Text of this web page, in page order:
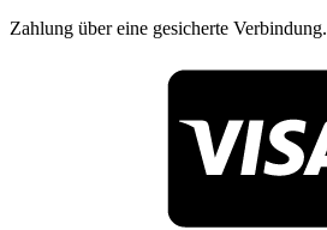
Zahlung über eine gesicherte Verbindung.